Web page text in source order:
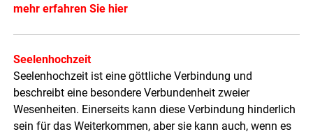
mehr erfahren Sie hier
Seelenhochzeit
Seelenhochzeit ist eine göttliche Verbindung und
beschreibt eine besondere Verbundenheit zweier
Wesenheiten. Einerseits kann diese Verbindung hinderlich
sein für das Weiterkommen, aber sie kann auch, wenn es